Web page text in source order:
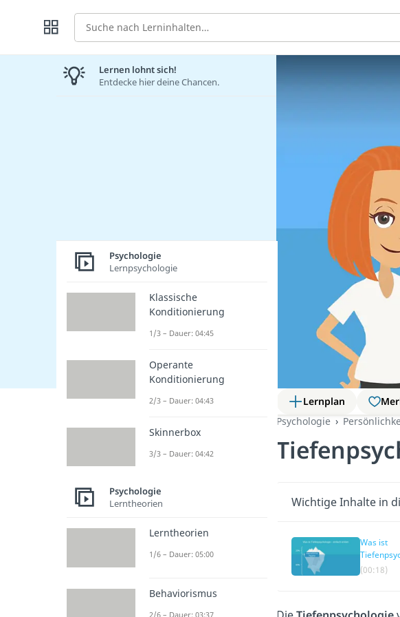
Suche
Lernplan
Psychologie
Wichtige Inhalte in
Was ist
einfach
(00:18)
Lernen lohnt sich!
Entdecke hier deine Chancen.
Psychologie
Lernpsychologie
Klassische
Konditionierung
1/3 – Dauer: 04:45
Operante
Konditionierung
2/3 – Dauer: 04:43
Skinnerbox
3/3 – Dauer: 04:42
Psychologie
Lerntheorien
Lerntheorien
1/6 – Dauer: 05:00
Behaviorismus
2/6 – Dauer: 03:37